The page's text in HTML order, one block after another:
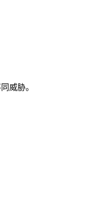
威胁。